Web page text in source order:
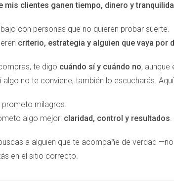
es guiar a quienes llegan para que su
deportivas y seguridad.
además de acceso a espacios premium de
mis clientes ganen tiempo, dinero y
con personas que no quieren probar suerte.
criterio, estrategia y alguien que vaya por
te digo cuándo sí y cuándo no, aunque
algo no te conviene, también lo escucharás.
prometo milagros.
algo mejor: claridad, control y resultados.
a alguien que te acompañe de verdad
en el sitio correcto.